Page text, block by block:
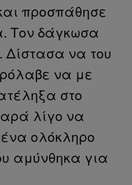
προσπάθησε
Τον δάγκωσα
Δίστασα να του
να με
στο
λίγο να
ολόκληρο
αμύνθηκα για